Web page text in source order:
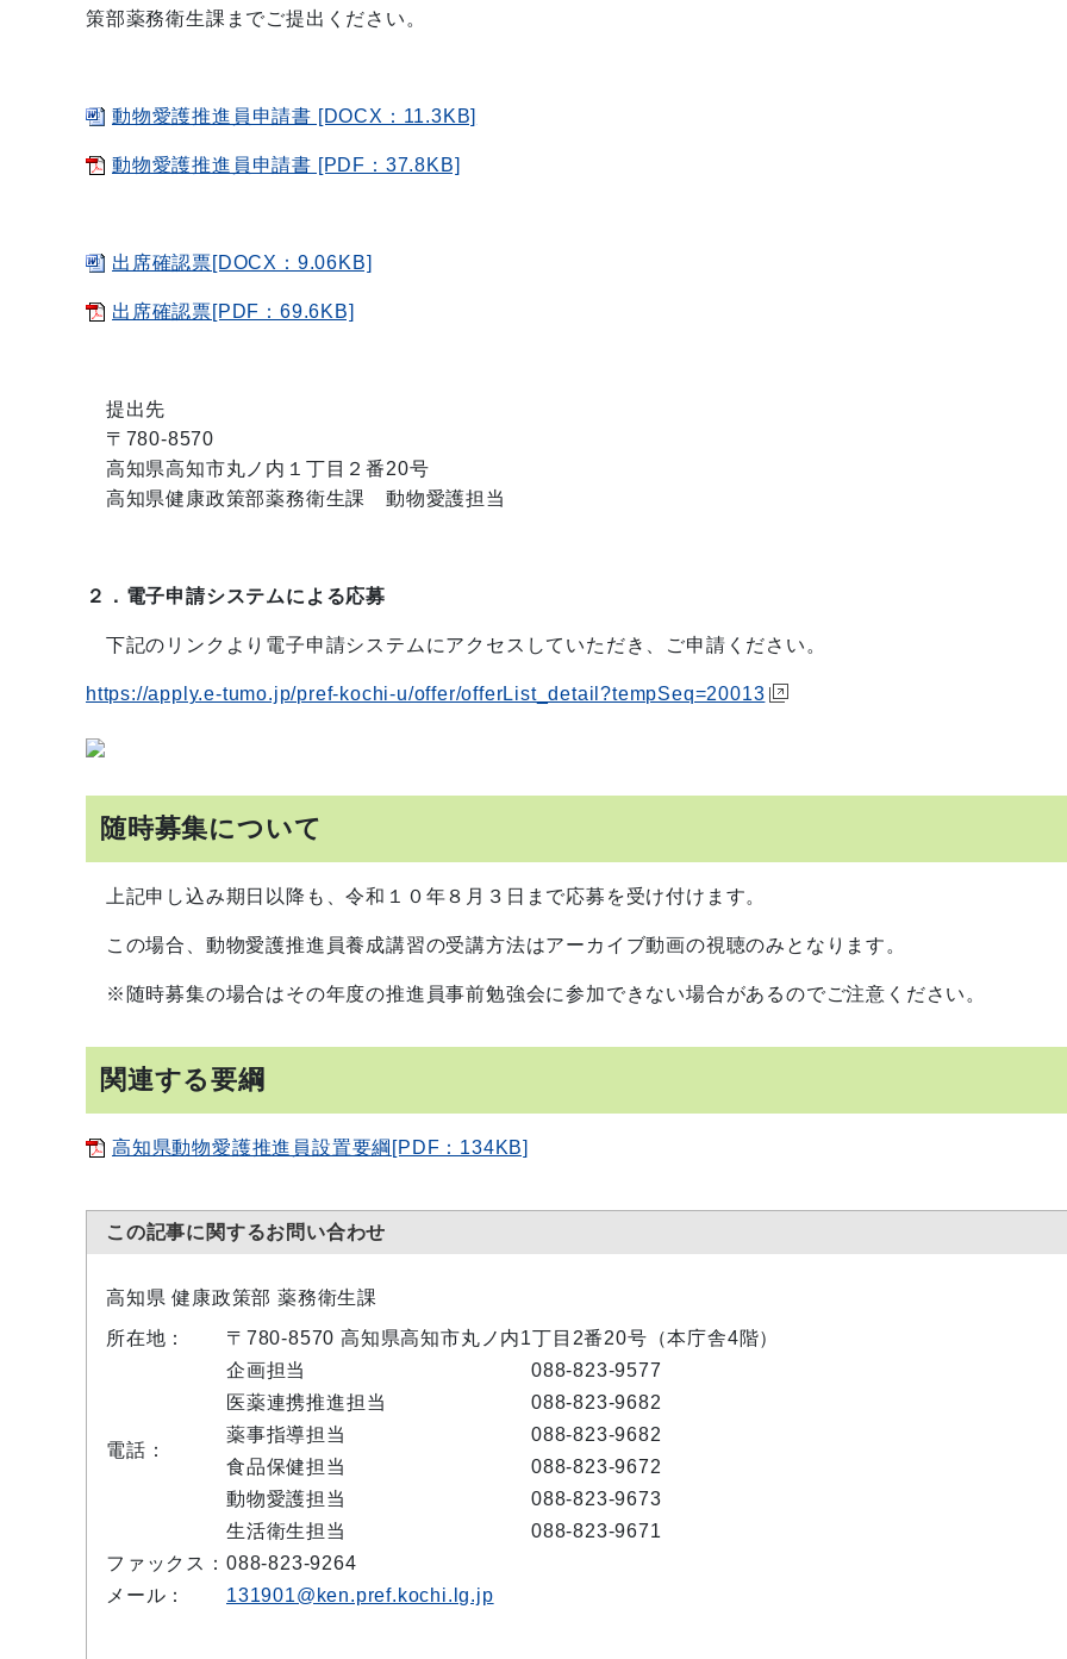
策部薬務衛生課までご提出ください。
動物愛護推進員申請書 [DOCX：11.3KB]
動物愛護推進員申請書 [PDF：37.8KB]
出席確認票[DOCX：9.06KB]
出席確認票[PDF：69.6KB]
提出先
〒780-8570
高知県高知市丸ノ内１丁目２番20号
高知県健康政策部薬務衛生課 動物愛護担当
２．電子申請システムによる応募
下記のリンクより電子申請システムにアクセスしていただき、ご申請ください。
https://apply.e-tumo.jp/pref-kochi-u/offer/offerList_detail?tempSeq=20013
随時募集について
上記申し込み期日以降も、令和１０年８月３日まで応募を受け付けます。
この場合、動物愛護推進員養成講習の受講方法はアーカイブ動画の視聴のみとなります。
※随時募集の場合はその年度の推進員事前勉強会に参加できない場合があるのでご注意ください。
関連する要綱
高知県動物愛護推進員設置要綱[PDF：134KB]
この記事に関するお問い合わせ
高知県 健康政策部 薬務衛生課
所在地：
〒780-8570 高知県高知市丸ノ内1丁目2番20号（本庁舎4階）
電話：
企画担当
088-823-9577
医薬連携推進担当
088-823-9682
薬事指導担当
088-823-9682
食品保健担当
088-823-9672
動物愛護担当
088-823-9673
生活衛生担当
088-823-9671
ファックス： 088-823-9264
メール：
131901@ken.pref.kochi.lg.jp